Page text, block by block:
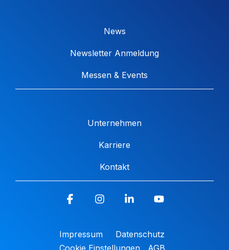
News
Newsletter Anmeldung
Messen & Events
Unternehmen
Karriere
Kontakt
Impressum
Datenschutz
Cookie Einstellungen
AGB
FacebookInstagramLinkedin